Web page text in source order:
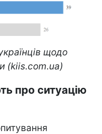
щодо
(kiis.com.ua)
про ситуацію